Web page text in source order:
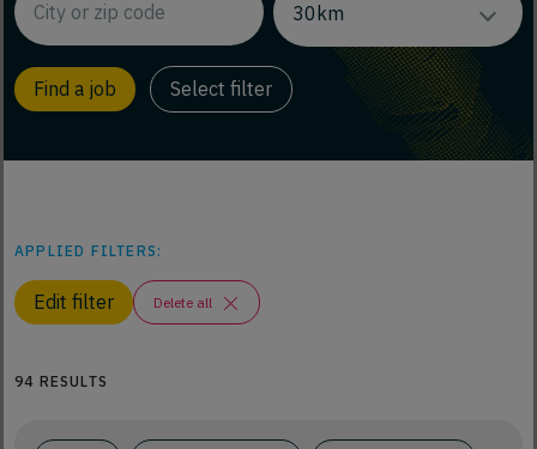
Select filter
APPLIED FILTERS:
Edit filter Delete all
94 RESULTS